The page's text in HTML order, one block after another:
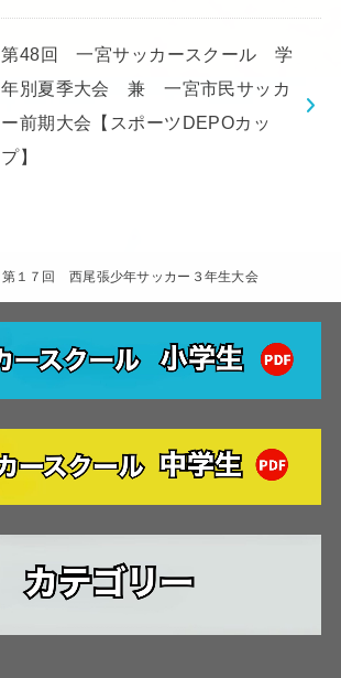
第48回 一宮サッカースクール 学
年別夏季大会 兼 一宮市民サッカ
ー前期大会【スポーツDEPOカッ
プ】
第１７回 西尾張少年サッカー３年生大会